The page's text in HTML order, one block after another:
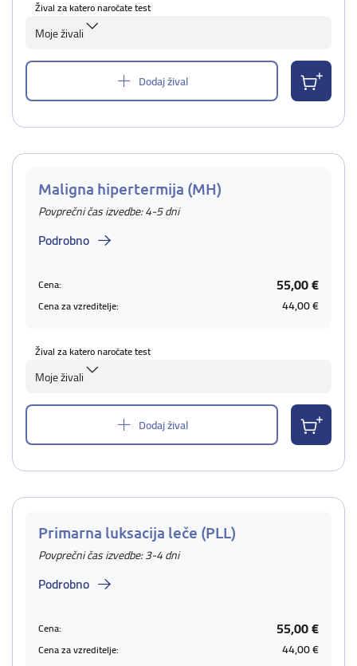
Žival za katero naročate test
Moje živali
Dodaj žival
Maligna hipertermija (MH)
Povprečni čas izvedbe: 4-5 dni
Podrobno
Cena: 55,00 €
Cena za vzreditelje: 44,00 €
Žival za katero naročate test
Moje živali
Dodaj žival
Primarna luksacija leče (PLL)
Povprečni čas izvedbe: 3-4 dni
Podrobno
Cena: 55,00 €
Cena za vzreditelje: 44,00 €